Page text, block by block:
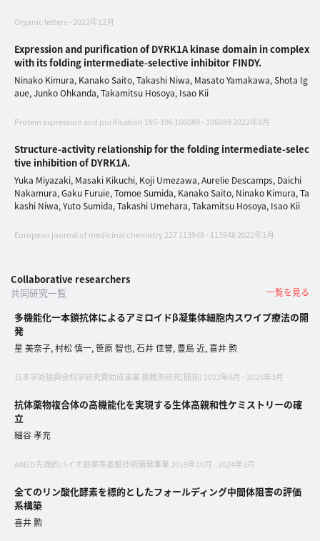
究
者
一
覧
へ
研
究
者
探
へ
sense
は
薦
コ
Partners
Organic letters - 2022年12月
Expression and purification of DYRK1A kinase domain in complex
with its folding intermediate-selective inhibitor FINDY.
Ninako Kimura, Kanako Saito, Takashi Niwa, Masato Yamakawa, Shota Ig
aue, Junko Ohkanda, Takamitsu Hosoya, Isao Kii
Protein expression and purification 195-196 106089 - 106089 2022年8月
Structure-activity relationship for the folding intermediate-selec
tive inhibition of DYRK1A.
Yuka Miyazaki, Masaki Kikuchi, Koji Umezawa, Aurelie Descamps, Daichi
Nakamura, Gaku Furuie, Tomoe Sumida, Kanako Saito, Ninako Kimura, Ta
kashi Niwa, Yuto Sumida, Takashi Umehara, Takamitsu Hosoya, Isao Kii
European journal of medicinal chemistry 227 113948 - 113948 2022年1月
Collaborative researchers
共同研究一覧
一覧を見る
多機能化一本鎖抗体によるアミロイドβ凝集体細胞内スワイプ療法の開
発
星 美奈子, 村松 慎一, 笹原 智也, 石井 佳誉, 豊島 近, 喜井 勲
日本学術振興会科学研究費助成事業 挑戦的研究(開拓) 2022年6月 - 2025年3月
抗体薬物複合体の高機能化を実現する生体高親和性ケミストリーの確
立
細谷 孝充
AMED先端的バイオ創薬等基盤技術開発事業 2019年10月 - 2024年3月
全てのリン酸化酵素を標的としたフォールディング中間体阻害の評価
系構築
喜井 勲